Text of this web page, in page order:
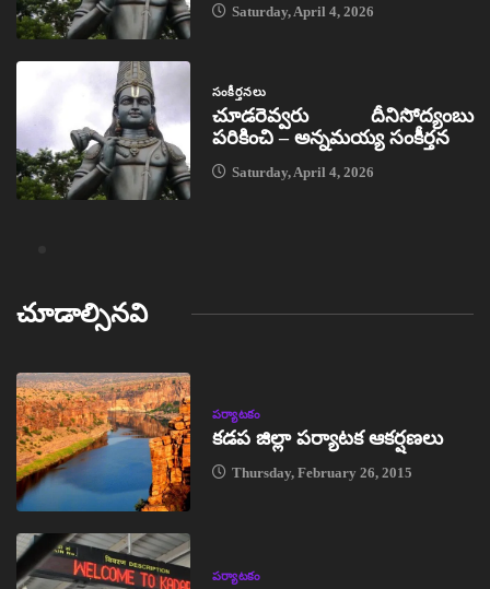
Saturday, April 4, 2026
సంకీర్తనలు
చూడరెవ్వరు దీనిసోద్యంబు
పరికించి – అన్నమయ్య సంకీర్తన
Saturday, April 4, 2026
చూడాల్సినవి
పర్యాటకం
కడప జిల్లా పర్యాటక ఆకర్షణలు
Thursday, February 26, 2015
పర్యాటకం